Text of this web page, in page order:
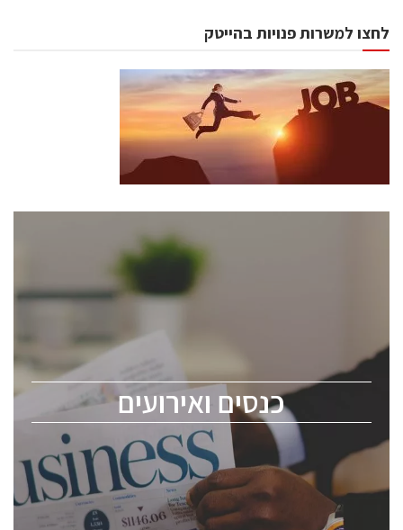
לחצו למשרות פנויות בהייטק
כנסים ואירועים
כנסים ואירועים
לכל העוסקים בתעשיית הסמיקונדקטור כולל מהנדסים,
ChipEx2026 will be held on May 12-13, 2026. The
conference is intended for everyone involved in the
semiconductor industry, including engineers,
professional experts, and senior executives.